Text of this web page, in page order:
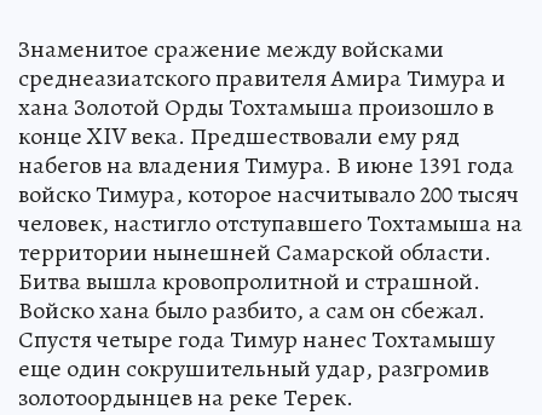
Знаменитое сражение между войсками
среднеазиатского правителя Амира Тимура и
хана Золотой Орды Тохтамыша произошло в
конце XIV века. Предшествовали ему ряд
набегов на владения Тимура. В июне 1391 года
войско Тимура, которое насчитывало 200 тысяч
человек, настигло отступавшего Тохтамыша на
территории нынешней Самарской области.
Битва вышла кровопролитной и страшной.
Войско хана было разбито, а сам он сбежал.
Спустя четыре года Тимур нанес Тохтамышу
еще один сокрушительный удар, разгромив
золотоордынцев на реке Терек.